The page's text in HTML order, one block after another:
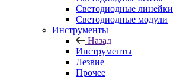
Светодиодные линейки
Светодиодные модули
Инструменты
Назад
Инструменты
Лезвие
Прочее